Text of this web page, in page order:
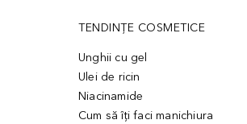
TENDINȚE COSMETICE
Unghii cu gel
Ulei de ricin
Niacinamide
Cum să îți faci manichiura